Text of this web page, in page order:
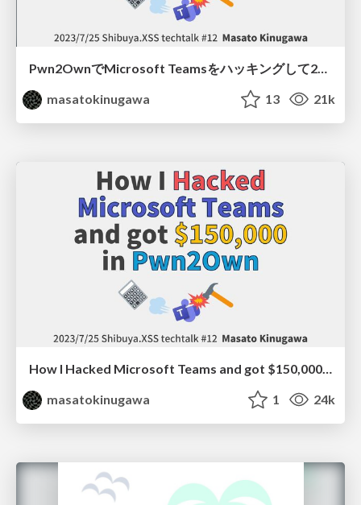
Pwn2OwnでMicrosoft Teamsをハッキングして2000万円を獲得した方法/ Shibuya.XSS techtalk #12
masatokinugawa
13 21k
masatokinugawa
1 24k